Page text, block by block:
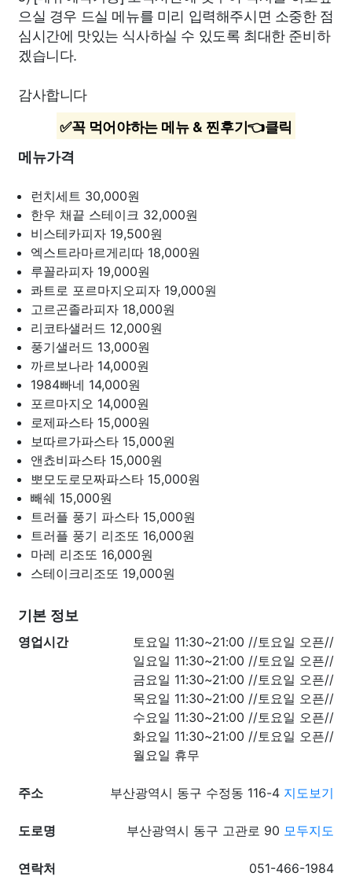
으실 경우 드실 메뉴를 미리 입력해주시면 소중한 점
심시간에 맛있는 식사하실 수 있도록 최대한 준비하
겠습니다.
감사합니다
✅꼭 먹어야하는 메뉴 & 찐후기👈클릭
메뉴가격
런치세트 30,000원
한우 채끝 스테이크 32,000원
비스테카피자 19,500원
엑스트라마르게리따 18,000원
루꼴라피자 19,000원
콰트로 포르마지오피자 19,000원
고르곤졸라피자 18,000원
리코타샐러드 12,000원
풍기샐러드 13,000원
까르보나라 14,000원
1984빠네 14,000원
포르마지오 14,000원
로제파스타 15,000원
보따르가파스타 15,000원
앤쵸비파스타 15,000원
뽀모도로모짜파스타 15,000원
빼쉐 15,000원
트러플 풍기 파스타 15,000원
트러플 풍기 리조또 16,000원
마레 리조또 16,000원
스테이크리조또 19,000원
기본 정보
영업시간
토요일 11:30~21:00 //토요일 오픈//
일요일 11:30~21:00 //토요일 오픈//
금요일 11:30~21:00 //토요일 오픈//
목요일 11:30~21:00 //토요일 오픈//
수요일 11:30~21:00 //토요일 오픈//
화요일 11:30~21:00 //토요일 오픈//
월요일 휴무
주소 부산광역시 동구 수정동 116-4 지도보기
도로명 부산광역시 동구 고관로 90 모두지도
연락처 051-466-1984